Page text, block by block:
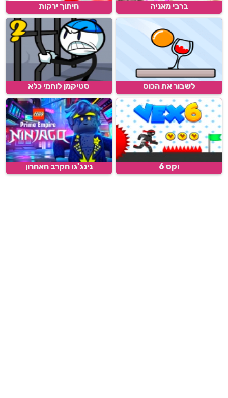
ברבי מאניה חיתוך ירקות
לשבור את הכוס סטיקמן לוחמי כלא
וקס 6 נינג'גו הקרב האחרון